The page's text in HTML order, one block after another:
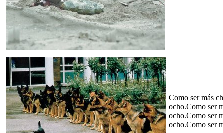
Como ser más
ocho.Como ser
ocho.Como ser
ocho.Como ser